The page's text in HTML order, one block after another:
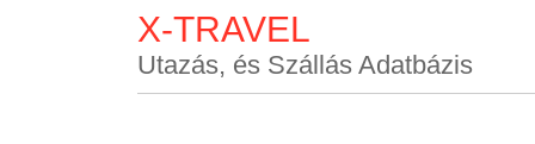
X-TRAVEL
Utazás, és Szállás Adatbázis